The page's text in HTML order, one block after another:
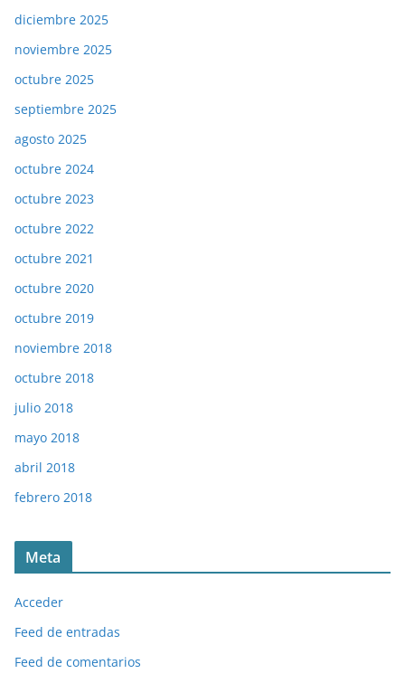
diciembre 2025
noviembre 2025
octubre 2025
septiembre 2025
agosto 2025
octubre 2024
octubre 2023
octubre 2022
octubre 2021
octubre 2020
octubre 2019
noviembre 2018
octubre 2018
julio 2018
mayo 2018
abril 2018
febrero 2018
Meta
Acceder
Feed de entradas
Feed de comentarios